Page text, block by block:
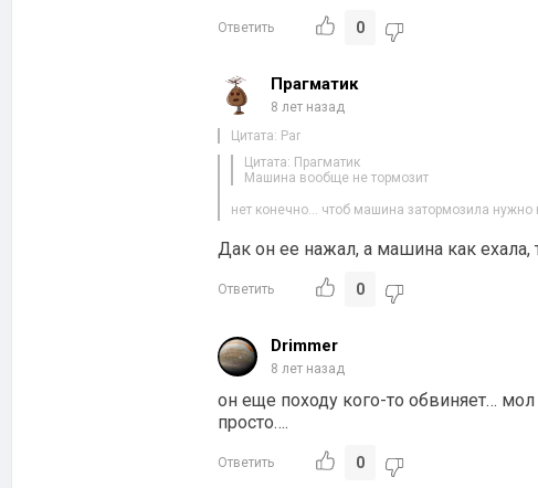
Ответить 0
Прагматик
8 лет назад
Цитата: Par
Цитата: Прагматик
Машина вообще не тормозит
нет конечно… чтоб машина затормозила
Дак он ее нажал, а машина как ехала,
Ответить 0
Drimmer
8 лет назад
он еще походу кого-то обвиняет…
просто….
Ответить 0